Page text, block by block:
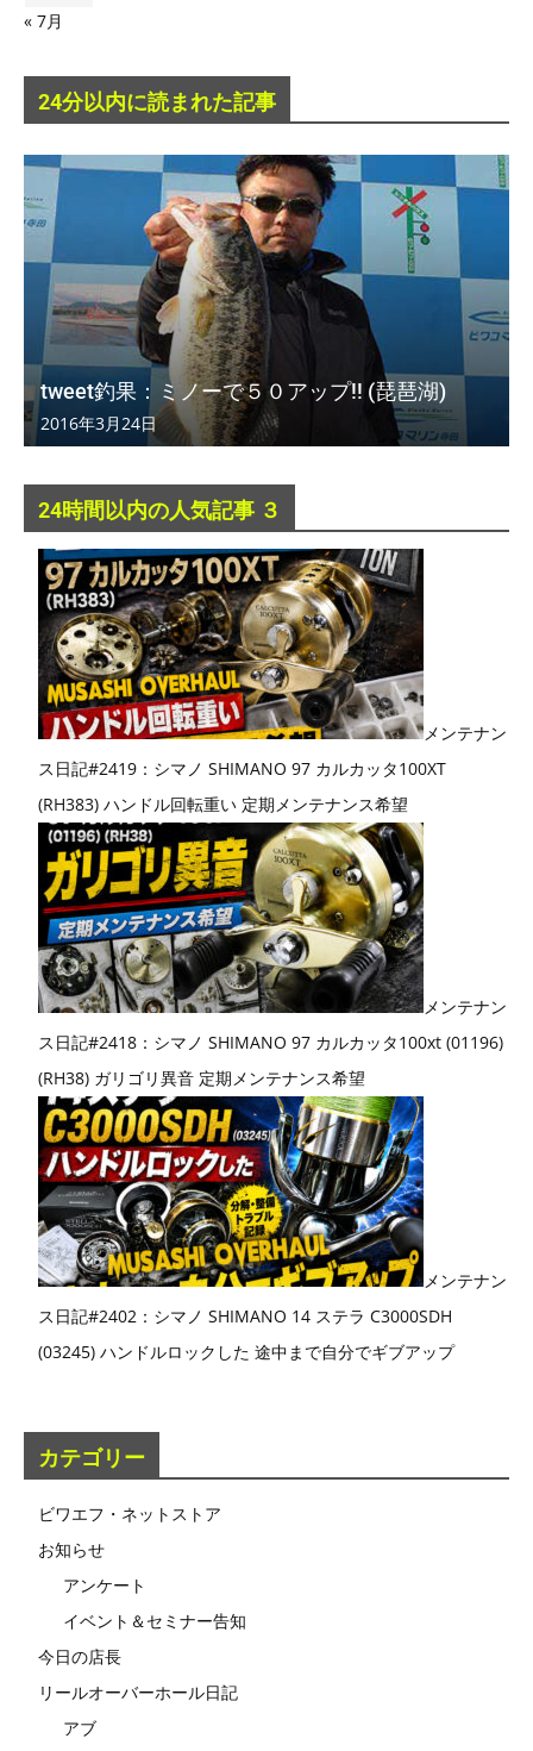
« 7月
24分以内に読まれた記事
tweet釣果：ミノーで５０アップ!! (琵琶湖)
2016年3月24日
24時間以内の人気記事 ３
メンテナン
ス日記#2419：シマノ SHIMANO 97 カルカッタ100XT
(RH383) ハンドル回転重い 定期メンテナンス希望
メンテナン
ス日記#2418：シマノ SHIMANO 97 カルカッタ100xt (01196)
(RH38) ガリゴリ異音 定期メンテナンス希望
メンテナン
ス日記#2402：シマノ SHIMANO 14 ステラ C3000SDH
(03245) ハンドルロックした 途中まで自分でギブアップ
カテゴリー
ビワエフ・ネットストア
お知らせ
アンケート
イベント＆セミナー告知
今日の店長
リールオーバーホール日記
アブ